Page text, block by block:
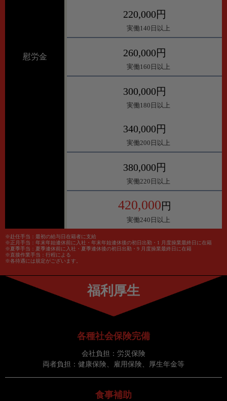
慰労金
220,000円
実働140日以上
260,000円
実働160日以上
300,000円
実働180日以上
340,000円
実働200日以上
380,000円
実働220日以上
420,000円
実働240日以上
※赴任手当：最初の給与日在籍者に支給
※正月手当：年末年始連休前に入社・年末年始連休後の初日出勤・1 月度操業最終日に在籍
※夏季手当：夏季連休前に入社・夏季連休後の初日出勤・9 月度操業最終日に在籍
※直接作業手当：行程による
※各待遇には規定がございます。
福利厚生
各種社会保険完備
会社負担：労災保険
両者負担：健康保険、雇用保険、厚生年金等
食事補助